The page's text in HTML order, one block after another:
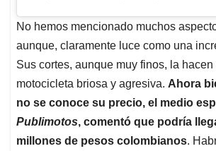
No hemos mencionado muchos
aunque, claramente luce como una
Sus cortes, aunque muy finos, la hacen
motocicleta briosa y agresiva. Ahora
no se conoce su precio, el medio
Publimotos, comentó que podría
millones de pesos colombianos.